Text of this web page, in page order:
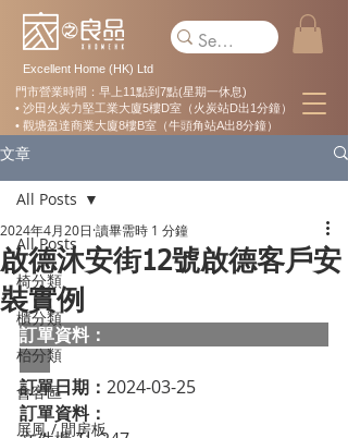
Excellent Home (HK) Ltd
門市營業時間：早上11點到7點(星期一休息)
• 沙田火炭力堅工業大廈5樓D室（火炭站D出1分鐘）
• 觀塘盈達商業大廈8樓B室（牛頭角站A出8分鐘）
文章
All Posts
椅分類
櫃分類
枱分類
會客區
屏風 / 間房板
All Posts
啟德沐安街12號啟德客戶安
裝實例
2024年4月20日 讀畢需時 1 分鐘
訂單資料：
訂單日期： 2024-03-25
訂單資料：